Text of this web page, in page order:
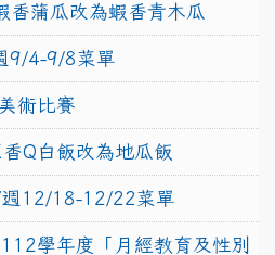
蒲瓜改為蝦香青木瓜
9/4-9/8菜單
術比賽
Q白飯改為地瓜飯
12/18-12/22菜單
學年度「月經教育及性別